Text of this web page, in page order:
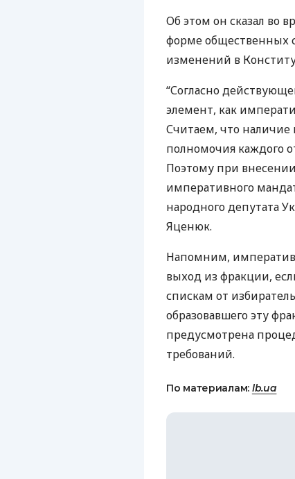
Об этом он сказал во
форме общественных
изменений в
“Согласно
элемент, как
Считаем, что наличие
полномочия каждого
Поэтому при
императивного
народного депутата
Яценюк.
Напомним,
выход из фракции,
спискам от
образовавшего эту
предусмотрена
требований.
По материалам: lb.ua